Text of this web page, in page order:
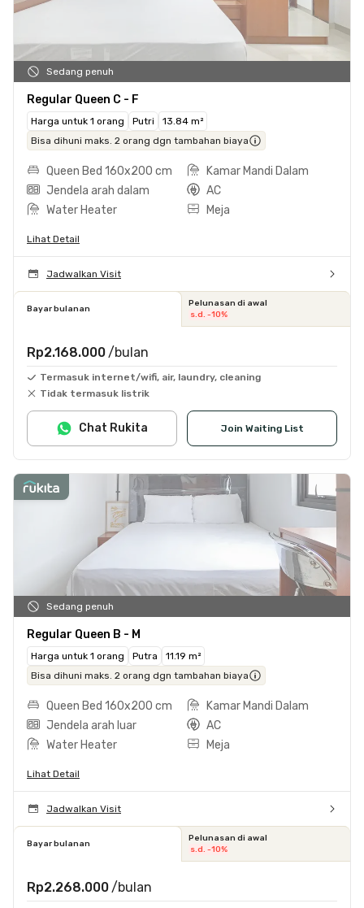
Sedang penuh
Regular Queen C - F
Harga untuk 1 orang Putri
13.84 m²
Bisa dihuni maks. 2 orang dgn tambahan biaya
Queen Bed 160x200 cm
Kamar Mandi Dalam
Jendela arah dalam
AC
Water Heater
Meja
Lihat Detail
Jadwalkan Visit
Bayar bulanan
Pelunasan di awal
s.d. -10%
Rp2.168.000 /bulan
Termasuk internet/wifi, air, laundry, cleaning
Tidak termasuk listrik
Join Waiting List
Chat Rukita
Sedang penuh
Regular Queen B - M
Harga untuk 1 orang Putra
11.19 m²
Bisa dihuni maks. 2 orang dgn tambahan biaya
Queen Bed 160x200 cm
Kamar Mandi Dalam
Jendela arah luar
AC
Water Heater
Meja
Lihat Detail
Jadwalkan Visit
Bayar bulanan
Pelunasan di awal
s.d. -10%
Rp2.268.000 /bulan